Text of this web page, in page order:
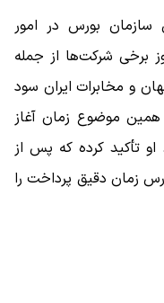
سازمان بورس در امور
برخی شرکت‌ها از جمله
و مخابرات ایران سود
همین موضوع زمان آغاز
تأکید کرده که پس از
زمان دقیق پرداخت را